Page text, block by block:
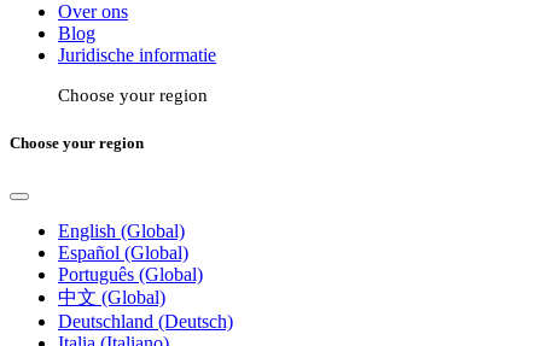
Over ons
Blog
Juridische informatie
Choose your region
Choose your region
English (Global)
Español (Global)
Português (Global)
中文 (Global)
Deutschland (Deutsch)